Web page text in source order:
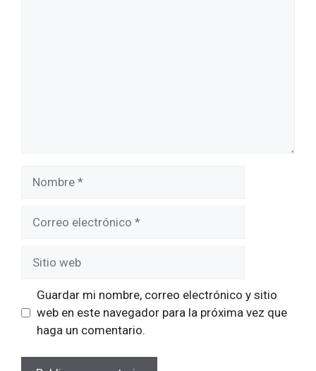
electrónico
web
Guardar mi nombre, correo electrónico y sitio
web en este navegador para la próxima vez que
haga un comentario.